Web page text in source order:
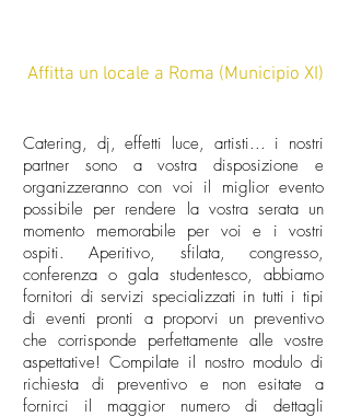
Affitta un locale a Roma (Municipio XI)
Catering, dj, effetti luce, artisti... i nostri
partner sono a vostra disposizione e
organizzeranno con voi il miglior evento
possibile per rendere la vostra serata un
momento memorabile per voi e i vostri
ospiti. Aperitivo, sfilata, congresso,
conferenza o gala studentesco, abbiamo
fornitori di servizi specializzati in tutti i tipi
di eventi pronti a proporvi un preventivo
che corrisponde perfettamente alle vostre
aspettative! Compilate il nostro modulo di
richiesta di preventivo e non esitate a
fornirci il maggior numero di dettagli